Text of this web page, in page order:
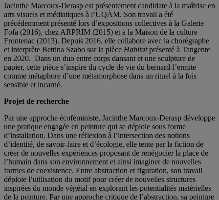
Jacinthe Marcoux-Derasp est présentement candidate à la maîtrise en
arts visuels et médiatiques à l’UQÀM. Son travail a été
précédemment présenté lors d’expositions collectives à la Galerie
Fofa (2016), chez ARPRIM (2015) et à la Maison de la culture
Frontenac (2013). Depuis 2016, elle collabore avec la chorégraphe
et interprète Bettina Szabo sur la pièce Habitatprésenté à Tangente
en 2020. Dans un duo entre corps dansant et une sculpture de
papier, cette pièce s’inspire du cycle de vie du bernard-l’ermite
comme métaphore d’une métamorphose dans un rituel à la fois
sensible et incarné.
Projet de recherche
Par une approche écoféministe, Jacinthe Marcoux-Derasp développe
une pratique engagée en peinture qui se déploie sous forme
d’installation. Dans une réflexion à l’intersection des notions
d’identité, de savoir-faire et d’écologie, elle tente par la fiction de
créer de nouvelles expériences proposant de renégocier la place de
l’humain dans son environnement et ainsi imaginer de nouvelles
formes de coexistence. Entre abstraction et figuration, son travail
déploie l’utilisation du motif pour créer de nouvelles structures
inspirées du monde végétal en explorant les potentialités matérielles
de la peinture. Par une approche critique de l’abstraction, sa peinture